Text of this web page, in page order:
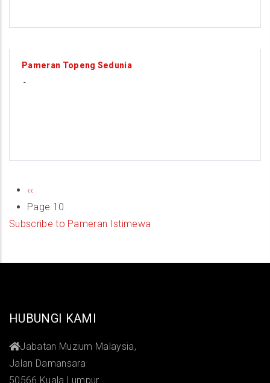
Pameran Topeng Sedunia
-
PAGINATION
Previous
page
‹‹
Page 10
Subscribe to Pameran Istimewa
HUBUNGI KAMI
Jabatan Muzium Malaysia,
Jalan Damansara
50566 Kuala Lumpur